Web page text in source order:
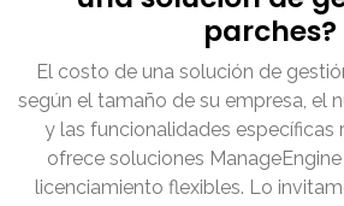
parches?
El costo de una solución de
según el tamaño de su empresa, el
y las funcionalidades específicas
ofrece soluciones
licenciamiento flexibles. Lo